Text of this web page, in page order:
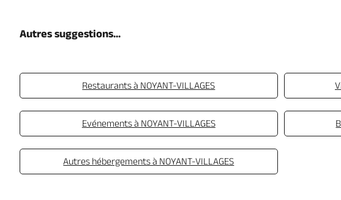
Autres suggestions...
Restaurants à NOYANT-VILLAGES
Evénements à NOYANT-VILLAGES
Autres hébergements à NOYANT-VILLAGES